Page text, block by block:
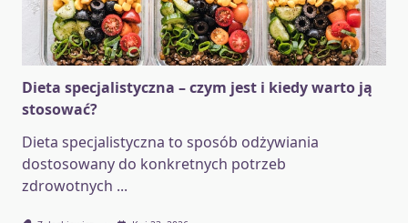
Dieta specjalistyczna – czym jest i kiedy warto ją
stosować?
Dieta specjalistyczna to sposób odżywiania
dostosowany do konkretnych potrzeb
zdrowotnych ...